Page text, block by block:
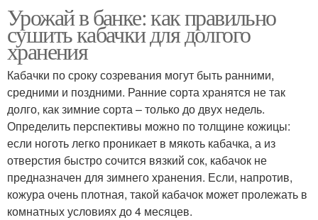
Урожай в банке: как правильно
сушить кабачки для долгого
хранения
Кабачки по сроку созревания могут быть ранними,
средними и поздними. Ранние сорта хранятся не так
долго, как зимние сорта – только до двух недель.
Определить перспективы можно по толщине кожицы:
если ноготь легко проникает в мякоть кабачка, а из
отверстия быстро сочится вязкий сок, кабачок не
предназначен для зимнего хранения. Если, напротив,
кожура очень плотная, такой кабачок может пролежать в
комнатных условиях до 4 месяцев.